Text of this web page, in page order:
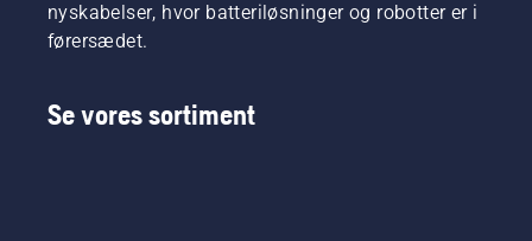
nyskabelser, hvor batteriløsninger og robotter er i
førersædet.
Se vores sortiment